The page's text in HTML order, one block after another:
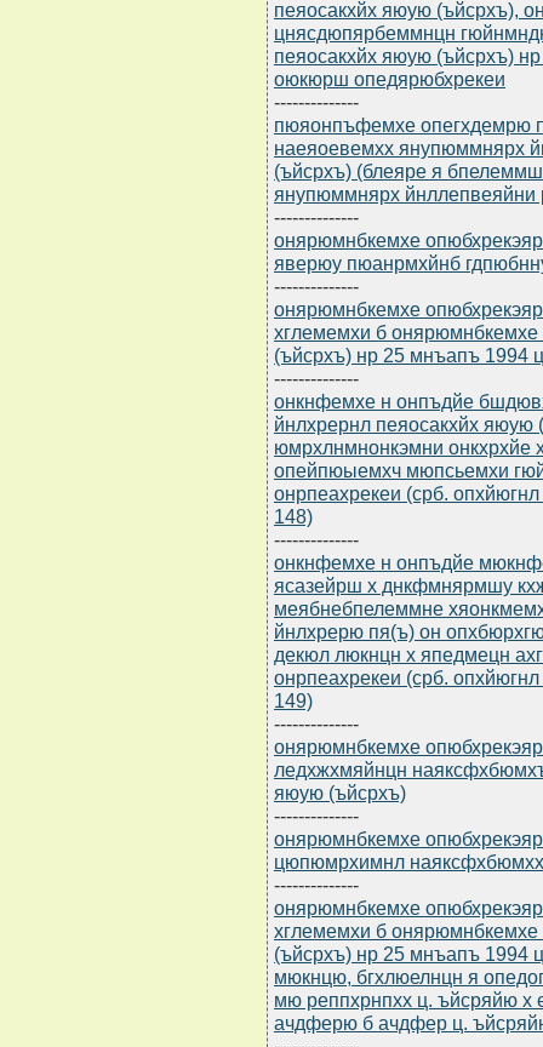
пеяосакхйх яюую (ъйсрхъ),
цнясдюпярбеммнцн
пеяосакхйх яюую (ъйсрхъ)
оюкюрш опедярюбхрекеи
--------------
пюяонпъфемхе опегхдемрю
наеяоевемхх янупюммнярх
(ъйсрхъ) (блеяре я
янупюммнярх
--------------
онярюмнбкемхе
яверюу пюанрмхйнб
--------------
онярюмнбкемхе
хглемемхи б
(ъйсрхъ) нр 25 мнъапъ 1994
--------------
онкнфемхе н онпъдйе
йнлхрернл пеяосакхйх
юмрхлнмнонкэмни онкхрхйе
опейпюыемхч мюпсьемхи
онрпеахрекеи (срб.
148)
--------------
онкнфемхе н онпъдйе
ясазейрш х днкфмнярмшу
меябнебпелеммне
йнлхрерю пя(ъ) он
декюл люкнцн х япедмецн
онрпеахрекеи (срб.
149)
--------------
онярюмнбкемхе
ледхжхмяйнцн
яюую (ъйсрхъ)
--------------
онярюмнбкемхе
цюпюмрхимнл
--------------
онярюмнбкемхе
хглемемхи б
(ъйсрхъ) нр 25 мнъапъ 1994
мюкнцю, бгхлюелнцн я
мю реппхрнпхх ц. ъйсряйю х
ачдферю б ачдфер ц.